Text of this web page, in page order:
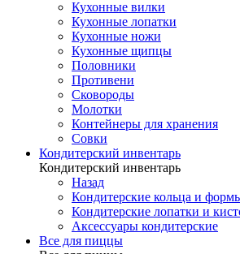
Кухонные вилки
Кухонные лопатки
Кухонные ножи
Кухонные щипцы
Половники
Противени
Сковороды
Молотки
Контейнеры для хранения
Совки
Кондитерский инвентарь
Кондитерский инвентарь
Назад
Кондитерские кольца и
Кондитерские лопатки и
Аксессуары кондитерские
Все для пиццы